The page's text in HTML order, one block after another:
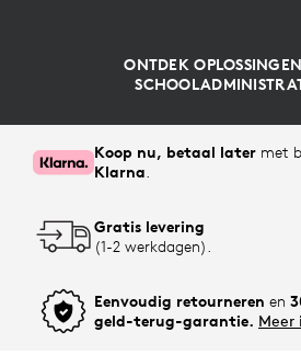
ONTDEK
Koop nu, betaal later met
Klarna.
Gratis levering
(1-2 werkdagen).
Eenvoudig retourneren en
geld-terug-garantie.